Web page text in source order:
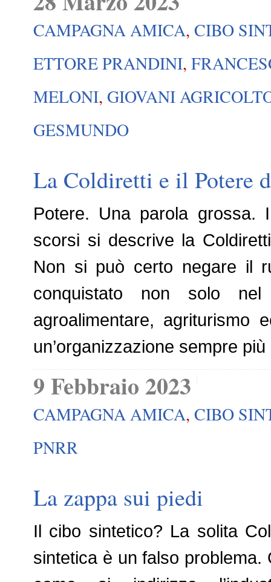
CAMPAGNA AMICA, CIBO
ETTORE PRANDINI,
MELONI, GIOVANI
GESMUNDO
La Coldiretti e il Potere
Potere. Una parola grossa.
scorsi si descrive la
Non si può certo negare il
conquistato non solo nel
agroalimentare, agriturismo
un’organizzazione sempre
9 Febbraio 2023
CAMPAGNA AMICA, CIBO
PNRR
La zappa sui piedi
Il cibo sintetico? La solita
sintetica è un falso